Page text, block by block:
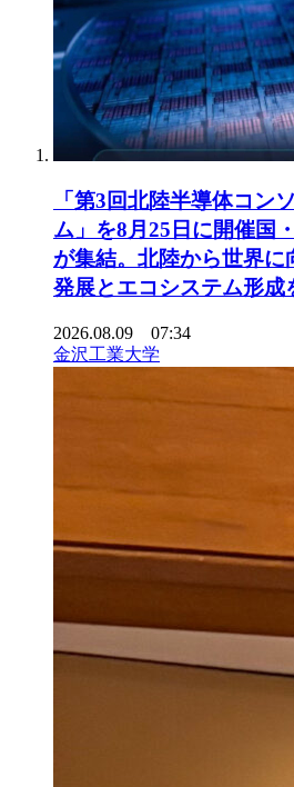
「第3回北陸半導体コン
ム」を8月25日に開催国
が集結。北陸から世界に
発展とエコシステム形成
2026.08.09 07:34
金沢工業大学